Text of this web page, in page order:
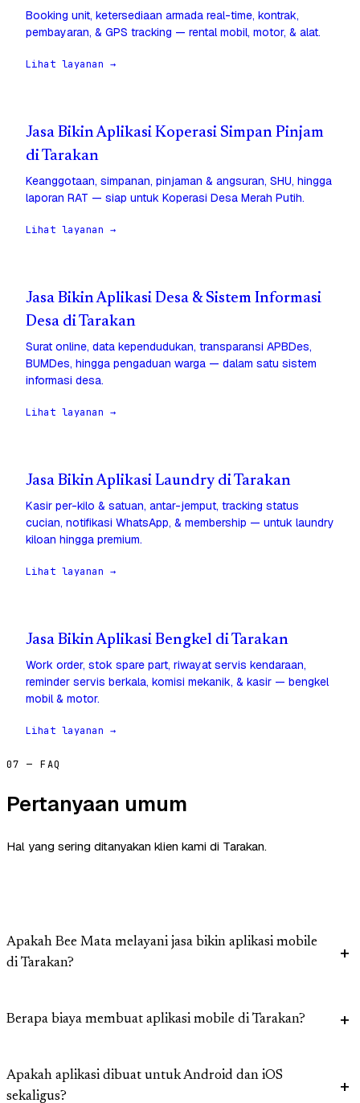
Booking unit, ketersediaan armada real-time, kontrak,
pembayaran, & GPS tracking — rental mobil, motor, & alat.
Lihat layanan →
Jasa Bikin Aplikasi Koperasi Simpan Pinjam
di Tarakan
Keanggotaan, simpanan, pinjaman & angsuran, SHU, hingga
laporan RAT — siap untuk Koperasi Desa Merah Putih.
Lihat layanan →
Jasa Bikin Aplikasi Desa & Sistem Informasi
Desa di Tarakan
Surat online, data kependudukan, transparansi APBDes,
BUMDes, hingga pengaduan warga — dalam satu sistem
informasi desa.
Lihat layanan →
Jasa Bikin Aplikasi Laundry di Tarakan
Kasir per-kilo & satuan, antar-jemput, tracking status
cucian, notifikasi WhatsApp, & membership — untuk laundry
kiloan hingga premium.
Lihat layanan →
Jasa Bikin Aplikasi Bengkel di Tarakan
Work order, stok spare part, riwayat servis kendaraan,
reminder servis berkala, komisi mekanik, & kasir — bengkel
mobil & motor.
Lihat layanan →
07 — FAQ
Pertanyaan umum
Hal yang sering ditanyakan klien kami di Tarakan.
Apakah Bee Mata melayani jasa bikin aplikasi mobile
di Tarakan?
Berapa biaya membuat aplikasi mobile di Tarakan?
Apakah aplikasi dibuat untuk Android dan iOS
sekaligus?